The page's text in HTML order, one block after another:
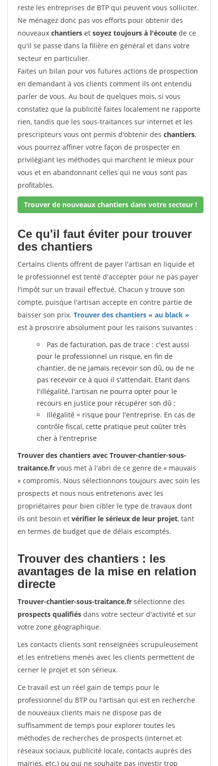
reste les entreprises de BTP qui peuvent vous solliciter.
Ne ménagez donc pas vos efforts pour obtenir des
nouveaux chantiers et soyez toujours à l'écoute de ce
qu'il se passe dans la filière en général et dans votre
secteur en particulier.
Faites un bilan pour vos futures actions de prospection
en demandant à vos clients comment ils ont entendu
parler de vous. Au bout de quelques mois, si vous
constatez que la publicité faites localement ne rapporte
rien, tandis que les sous-traitances sur internet et les
prescripteurs vous ont permis d'obtenir des chantiers,
vous pourrez affiner votre façon de prospecter en
privilégiant les méthodes qui marchent le mieux pour
vous et en abandonnant celles qui ne vous sont pas
profitables.
Trouver de nouveaux chantiers dans votre secteur !
Ce qu'il faut éviter pour trouver
des chantiers
Certains clients offrent de payer l'artisan en liquide et
le professionnel est tenté d'accepter pour ne pas payer
l'impôt sur un travail effectué. Chacun y trouve son
compte, puisque l'artisan accepte en contre partie de
baisser son prix. Trouver des chantiers « au black »
est à proscrire absolument pour les raisons suivantes :
Pas de facturation, pas de trace : c'est aussi
pour le professionnel un risque, en fin de
chantier, de ne jamais recevoir son dû, ou de ne
pas recevoir ce à quoi il s'attendait. Etant dans
l'illégalité, l'artisan ne pourra opter pour le
recours en justice pour récupérer son dû ;
Illégalité = risque pour l'entreprise. En cas de
contrôle fiscal, cette pratique peut coûter très
cher à l'entreprise
Trouver des chantiers avec Trouver-chantier-sous-
traitance.fr vous met à l'abri de ce genre de « mauvais
» compromis. Nous sélectionnons toujours avec soin les
prospects et nous nous entretenons avec les
propriétaires pour bien cibler le type de travaux dont
ils ont besoin et vérifier le sérieux de leur projet, tant
en termes de budget que de délais escomptés.
Trouver des chantiers : les
avantages de la mise en relation
directe
Trouver-chantier-sous-traitance.fr sélectionne des
prospects qualifiés dans votre secteur d'activité et sur
votre zone géographique.
Les contacts clients sont renseignées scrupuleusement
et les entretiens menés avec les clients permettent de
cerner le projet et son sérieux.
Ce travail est un réel gain de temps pour le
professionnel du BTP ou l'artisan qui est en recherche
de nouveaux clients mais ne dispose pas de
suffisamment de temps pour explorer toutes les
méthodes de recherches de prospects (internet et
réseaux sociaux, publicité locale, contacts auprès des
mairies, etc.) ou qui ne souhaite pas investir trop